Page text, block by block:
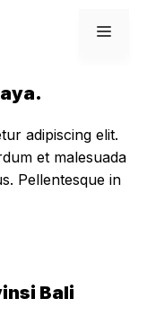
adipiscing elit.
et malesuada
Pellentesque in
Bali